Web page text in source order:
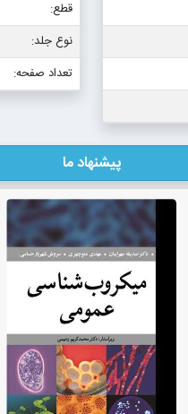
قطع:
نوع جلد:
تعداد صفحه:
پیشنهاد ما